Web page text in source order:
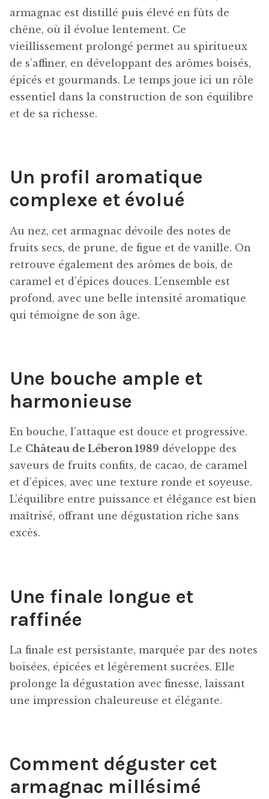
armagnac est distillé puis élevé en fûts de
chêne, où il évolue lentement. Ce
vieillissement prolongé permet au spiritueux
de s’affiner, en développant des arômes boisés,
épicés et gourmands. Le temps joue ici un rôle
essentiel dans la construction de son équilibre
et de sa richesse.
Un profil aromatique
complexe et évolué
Au nez, cet armagnac dévoile des notes de
fruits secs, de prune, de figue et de vanille. On
retrouve également des arômes de bois, de
caramel et d’épices douces. L’ensemble est
profond, avec une belle intensité aromatique
qui témoigne de son âge.
Une bouche ample et
harmonieuse
En bouche, l’attaque est douce et progressive.
Le Château de Léberon 1989 développe des
saveurs de fruits confits, de cacao, de caramel
et d’épices, avec une texture ronde et soyeuse.
L’équilibre entre puissance et élégance est bien
maîtrisé, offrant une dégustation riche sans
excès.
Une finale longue et
raffinée
La finale est persistante, marquée par des notes
boisées, épicées et légèrement sucrées. Elle
prolonge la dégustation avec finesse, laissant
une impression chaleureuse et élégante.
Comment déguster cet
armagnac millésimé